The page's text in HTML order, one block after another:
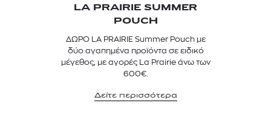
LA PRAIRIE SUMMER
POUCH
ΔΩΡΟ LA PRAIRIE Summer Pouch με
δύο αγαπημένα προϊόντα σε ειδικό
μέγεθος, με αγορές La Prairie άνω των
600€.
Δείτε περισσότερα